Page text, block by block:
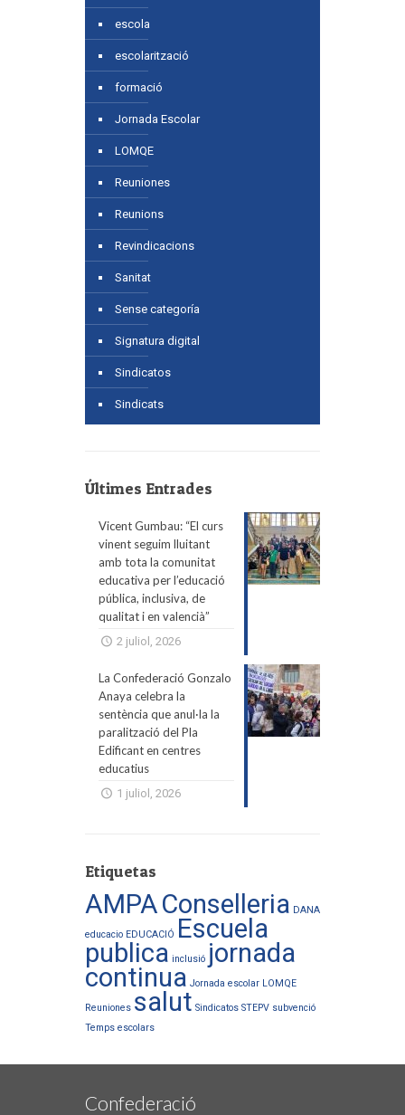
escola
escolarització
formació
Jornada Escolar
LOMQE
Reuniones
Reunions
Revindicacions
Sanitat
Sense categoría
Signatura digital
Sindicatos
Sindicats
Últimes Entrades
Vicent Gumbau: “El curs
vinent seguim lluitant
amb tota la comunitat
educativa per l’educació
pública, inclusiva, de
qualitat i en valencià”
2 juliol, 2026
La Confederació Gonzalo
Anaya celebra la
sentència que anul·la la
paralització del Pla
Edificant en centres
educatius
1 juliol, 2026
Etiquetas
AMPAConselleria DANA
educacio EDUCACIÓ Escuela
publica inclusió jornada
continua Jornada escolar LOMQE
Reuniones salut Sindicatos STEPV subvenció
Temps escolars
Confederació